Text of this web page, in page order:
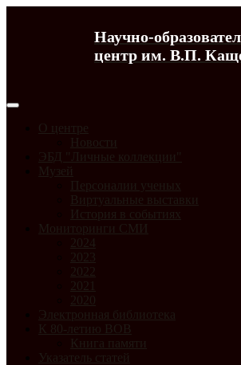
Научно-
центр им. В.П.
О центре
Новости
ЭБД "Личные коллекции"
Музей
Персоналии ученых
Виртуальные выставки
История в событиях
Мониторинги СМИ
2024
2023
2022
2021
2020
Электронная библиотека
К 80-летию ВОВ
Книга памяти
Указатель статей